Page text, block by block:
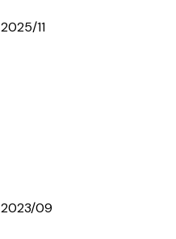
2025/11
2023/09